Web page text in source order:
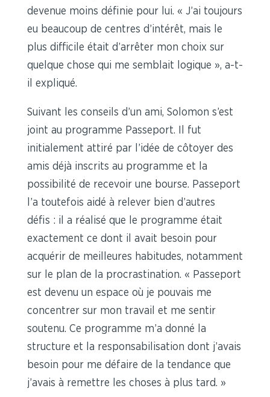
devenue moins définie pour lui. « J’ai toujours
eu beaucoup de centres d’intérêt, mais le
plus difficile était d’arrêter mon choix sur
quelque chose qui me semblait logique », a-t-
il expliqué.
Suivant les conseils d’un ami, Solomon s’est
joint au programme Passeport. Il fut
initialement attiré par l’idée de côtoyer des
amis déjà inscrits au programme et la
possibilité de recevoir une bourse. Passeport
l’a toutefois aidé à relever bien d’autres
défis : il a réalisé que le programme était
exactement ce dont il avait besoin pour
acquérir de meilleures habitudes, notamment
sur le plan de la procrastination. « Passeport
est devenu un espace où je pouvais me
concentrer sur mon travail et me sentir
soutenu. Ce programme m’a donné la
structure et la responsabilisation dont j’avais
besoin pour me défaire de la tendance que
j’avais à remettre les choses à plus tard. »